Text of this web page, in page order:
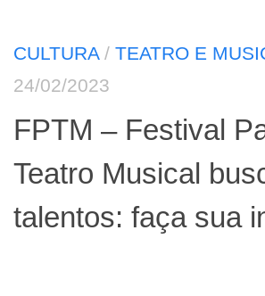
CULTURA/ TEATRO E
24/02/2023
FPTM – Festival
Teatro Musical
talentos: faça sua